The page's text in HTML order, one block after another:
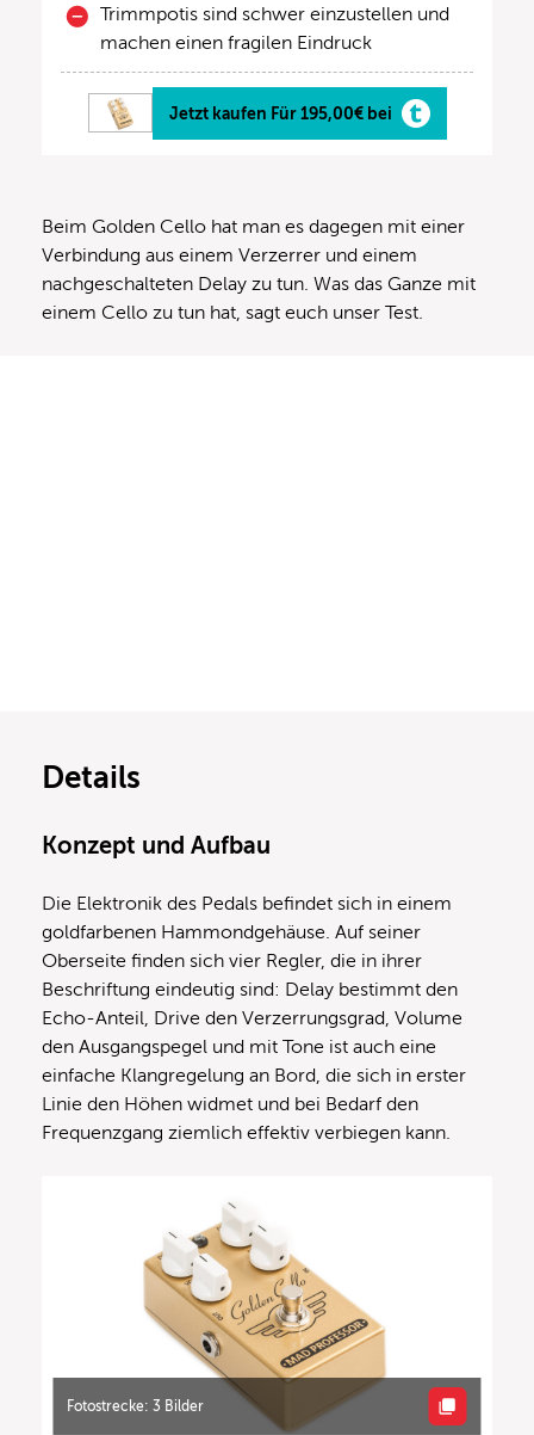
Trimmpotis sind schwer einzustellen und
machen einen fragilen Eindruck
Jetzt kaufen Für 195,00€ bei
Beim Golden Cello hat man es dagegen mit einer
Verbindung aus einem Verzerrer und einem
nachgeschalteten Delay zu tun. Was das Ganze mit
einem Cello zu tun hat, sagt euch unser Test.
Details
Konzept und Aufbau
Die Elektronik des Pedals befindet sich in einem
goldfarbenen Hammondgehäuse. Auf seiner
Oberseite finden sich vier Regler, die in ihrer
Beschriftung eindeutig sind: Delay bestimmt den
Echo-Anteil, Drive den Verzerrungsgrad, Volume
den Ausgangspegel und mit Tone ist auch eine
einfache Klangregelung an Bord, die sich in erster
Linie den Höhen widmet und bei Bedarf den
Frequenzgang ziemlich effektiv verbiegen kann.
Fotostrecke: 3 Bilder